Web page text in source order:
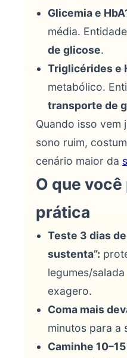
Glicemia e
média.
de glicose.
Triglicérides e
metabólico.
transporte de
Quando isso vem
sono ruim,
cenário maior da
O que
prática
Teste 3 dias
sustenta”:
legumes/
exagero.
Coma mais
minutos para a
Caminhe